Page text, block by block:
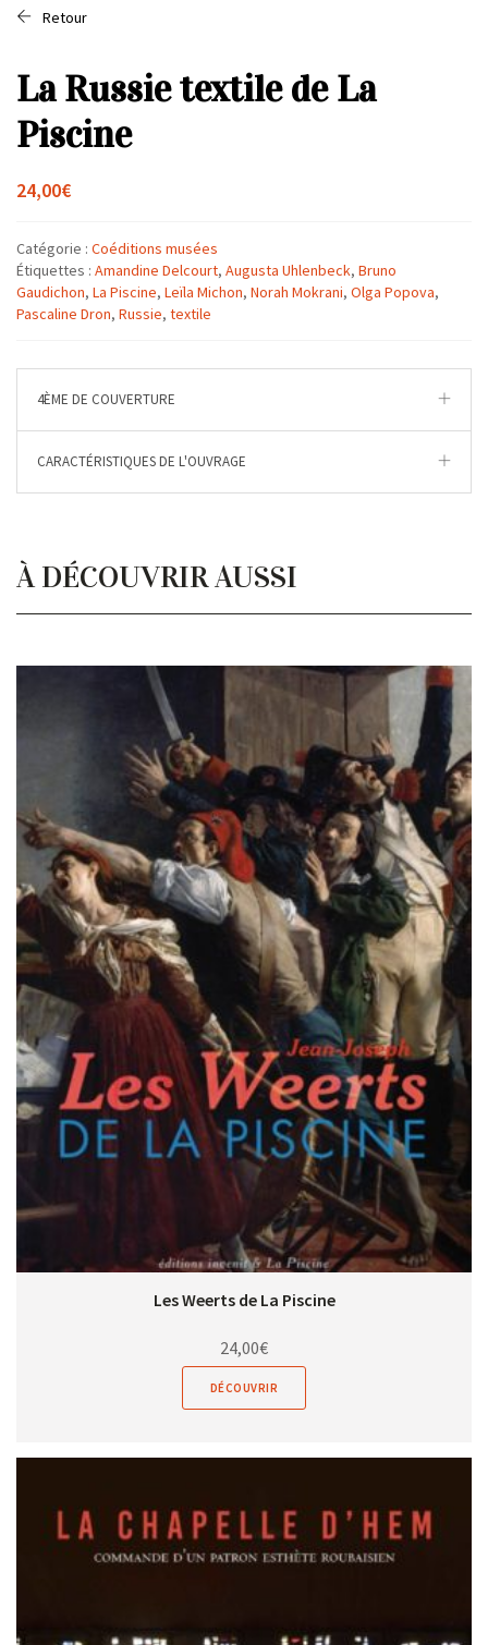
Retour
La Russie textile de La
Piscine
24,00€
Catégorie : Coéditions musées
Étiquettes : Amandine Delcourt, Augusta Uhlenbeck, Bruno
Gaudichon, La Piscine, Leïla Michon, Norah Mokrani, Olga Popova,
Pascaline Dron, Russie, textile
4ÈME DE COUVERTURE
CARACTÉRISTIQUES DE L'OUVRAGE
À DÉCOUVRIR AUSSI
Les Weerts de La Piscine
24,00€
DÉCOUVRIR